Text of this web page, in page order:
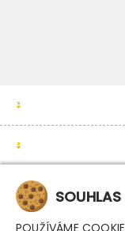
POUŽÍVÁME